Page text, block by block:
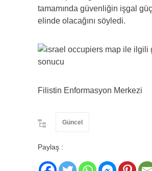
tamamında güvenliğin işgal
elinde olacağını söyledi.
Filistin Enformasyon Merkezi
Güncel
Paylaş :